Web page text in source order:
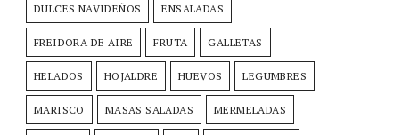
DULCES NAVIDEÑOS ENSALADAS
FREIDORA DE AIRE FRUTA GALLETAS
HELADOS HOJALDRE HUEVOS LEGUMBRES
MARISCO MASAS SALADAS MERMELADAS